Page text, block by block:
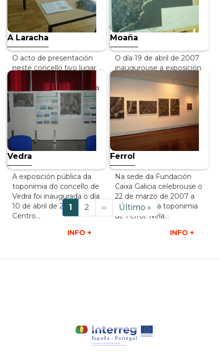
A Laracha
O acto de presentación
neste concello tivo lugar
o día 4 de maio de 2007
na Casa da Cultura. Coma
no resto…
INFO +
Moaña
O día 19 de abril de 2007
inaugurouse a exposición
das fotografías aéreas
coa toponimia do
concello de Moaña…
INFO +
Vedra
A exposición pública da
toponimia do concello de
Vedra foi inaugurada o día
10 de abril de 2007 no
Centro…
INFO +
Ferrol
Na sede da Fundación
Caixa Galicia celebrouse o
22 de marzo de 2007 a
exposición da toponimia
de Ferrol. Nela…
INFO +
Paxinación
Páxina
actual
1 Page
2
Páxina
Seguinte
››
Last
page
Último »